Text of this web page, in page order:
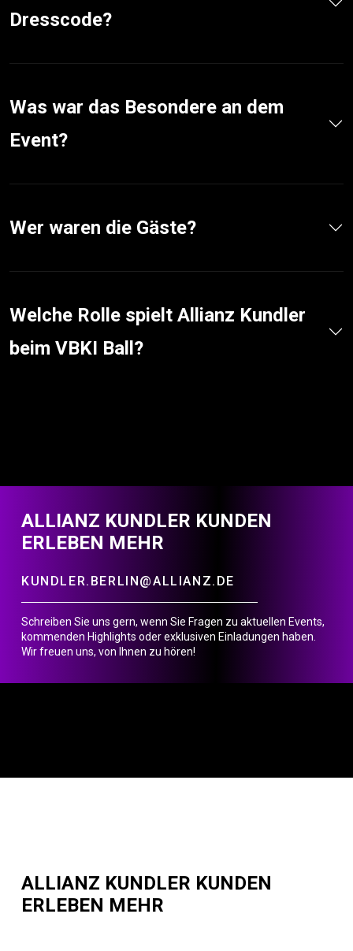
Dresscode?
Was war das Besondere an dem
Event?
Wer waren die Gäste?
Welche Rolle spielt Allianz Kundler
beim VBKI Ball?
ALLIANZ KUNDLER KUNDEN
ERLEBEN MEHR
KUNDLER.BERLIN@ALLIANZ.DE
Schreiben Sie uns gern, wenn Sie Fragen zu aktuellen Events,
kommenden Highlights oder exklusiven Einladungen haben.
Wir freuen uns, von Ihnen zu hören!
ALLIANZ KUNDLER KUNDEN
ERLEBEN MEHR